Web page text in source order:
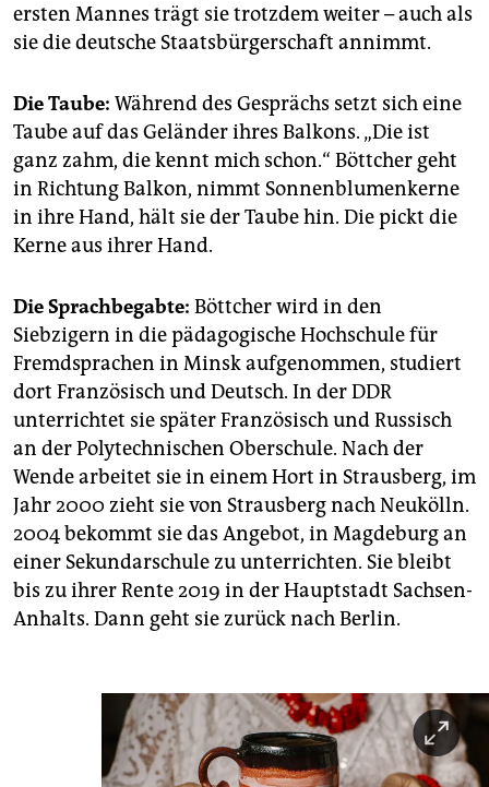
ersten Mannes trägt sie trotzdem weiter – auch als
sie die deutsche Staatsbürgerschaft annimmt.
Die Taube: Während des Gesprächs setzt sich eine
Taube auf das Geländer ihres Balkons. „Die ist
ganz zahm, die kennt mich schon.“ Böttcher geht
in Richtung Balkon, nimmt Sonnenblumenkerne
in ihre Hand, hält sie der Taube hin. Die pickt die
Kerne aus ihrer Hand.
Die Sprachbegabte: Böttcher wird in den
Siebzigern in die pädagogische Hochschule für
Fremdsprachen in Minsk aufgenommen, studiert
dort Französisch und Deutsch. In der DDR
unterrichtet sie später Französisch und Russisch
an der Polytechnischen Oberschule. Nach der
Wende arbeitet sie in einem Hort in Strausberg, im
Jahr 2000 zieht sie von Strausberg nach Neukölln.
2004 bekommt sie das Angebot, in Magdeburg an
einer Sekundarschule zu unterrichten. Sie bleibt
bis zu ihrer Rente 2019 in der Hauptstadt Sachsen-
Anhalts. Dann geht sie zurück nach Berlin.